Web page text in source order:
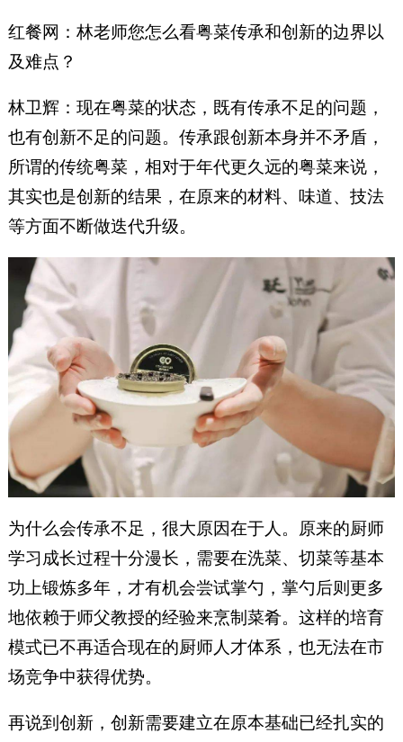
红餐网：林老师您怎么看粤菜传承和创新的边界以
及难点？
林卫辉：现在粤菜的状态，既有传承不足的问题，
也有创新不足的问题。传承跟创新本身并不矛盾，
所谓的传统粤菜，相对于年代更久远的粤菜来说，
其实也是创新的结果，在原来的材料、味道、技法
等方面不断做迭代升级。
为什么会传承不足，很大原因在于人。原来的厨师
学习成长过程十分漫长，需要在洗菜、切菜等基本
功上锻炼多年，才有机会尝试掌勺，掌勺后则更多
地依赖于师父教授的经验来烹制菜肴。这样的培育
模式已不再适合现在的厨师人才体系，也无法在市
场竞争中获得优势。
再说到创新，创新需要建立在原本基础已经扎实的